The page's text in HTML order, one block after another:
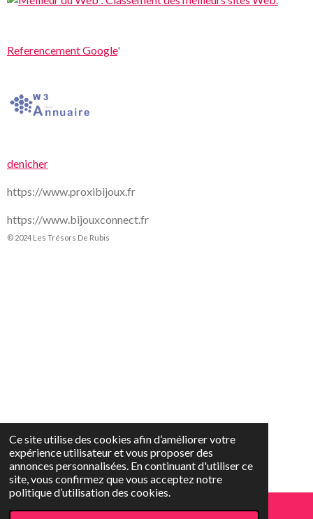
Ce site utilise des cookies afin d’améliorer votre
expérience utilisateur et vous proposer des
annonces personnalisées. En continuant d'utiliser ce
site, vous confirmez que vous acceptez notre
politique d’utilisation des cookies.
Referencement Google'
denicher
https://www.proxibijoux.fr
https://www.bijouxconnect.fr
© 2024 Les Trésors De Rubis